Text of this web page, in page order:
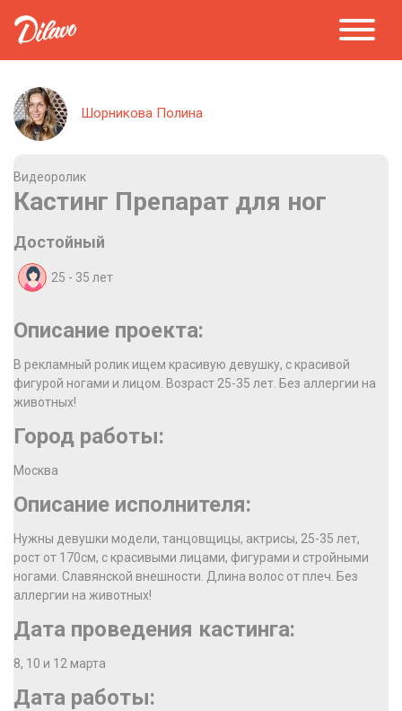
Шорникова Полина
Видеоролик
Кастинг Препарат для ног
Достойный
25 - 35 лет
Описание проекта:
В рекламный ролик ищем красивую девушку, с красивой
фигурой ногами и лицом. Возраст 25-35 лет. Без аллергии на
животных!
Город работы:
Москва
Описание исполнителя:
Нужны девушки модели, танцовщицы, актрисы, 25-35 лет,
рост от 170см, с красивыми лицами, фигурами и стройными
ногами. Славянской внешности. Длина волос от плеч. Без
аллергии на животных!
Дата проведения кастинга:
8, 10 и 12 марта
Дата работы: